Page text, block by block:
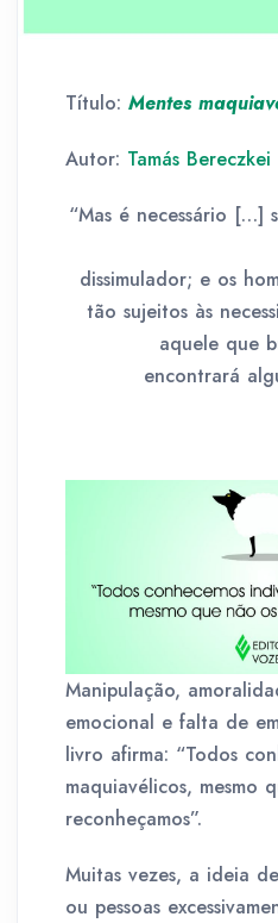
Título: Mentes
Autor: Tamás Bereczkei
“Mas é necessário […]
dissimulador; e os
tão sujeitos às
aquele que
encontrará
Manipulação,
emocional e falta de
livro afirma: “Todos
maquiavélicos, mesmo
reconheçamos”.
Muitas vezes, a ideia
ou pessoas